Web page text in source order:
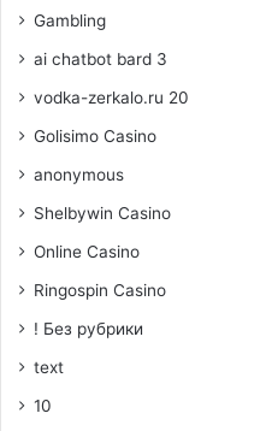
Gambling
ai chatbot bard 3
vodka-zerkalo.ru 20
Golisimo Casino
anonymous
Shelbywin Casino
Online Casino
Ringospin Casino
! Без рубрики
text
10